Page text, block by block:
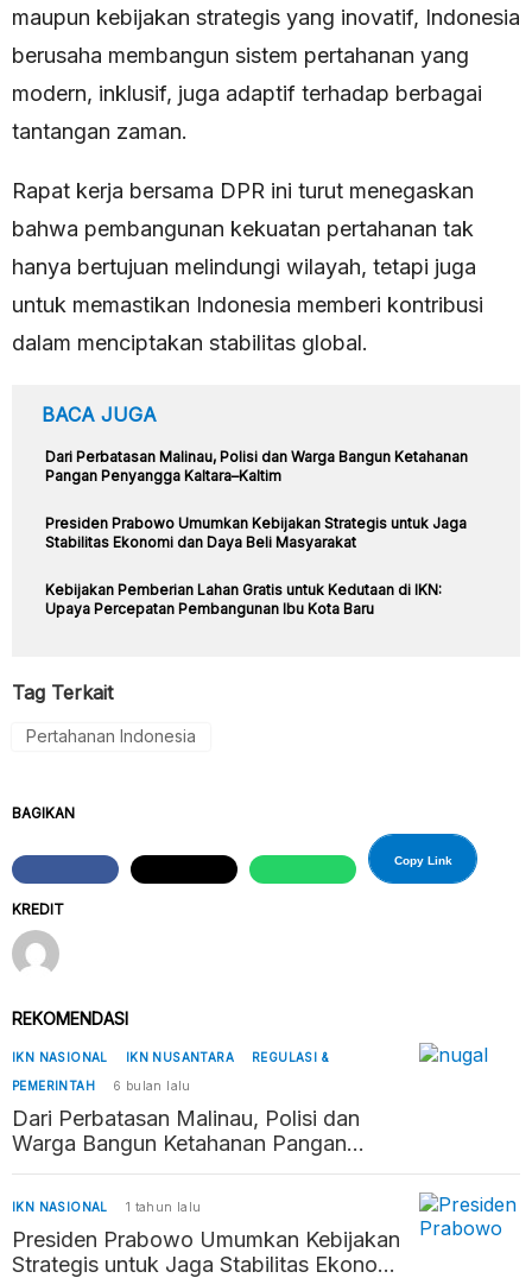
maupun kebijakan strategis yang inovatif, Indonesia
berusaha membangun sistem pertahanan yang
modern, inklusif, juga adaptif terhadap berbagai
tantangan zaman.
Rapat kerja bersama DPR ini turut menegaskan
bahwa pembangunan kekuatan pertahanan tak
hanya bertujuan melindungi wilayah, tetapi juga
untuk memastikan Indonesia memberi kontribusi
dalam menciptakan stabilitas global.
BACA JUGA
Dari Perbatasan Malinau, Polisi dan Warga Bangun Ketahanan
Pangan Penyangga Kaltara–Kaltim
Presiden Prabowo Umumkan Kebijakan Strategis untuk Jaga
Stabilitas Ekonomi dan Daya Beli Masyarakat
Kebijakan Pemberian Lahan Gratis untuk Kedutaan di IKN:
Upaya Percepatan Pembangunan Ibu Kota Baru
Tag Terkait
Pertahanan Indonesia
KREDIT
BAGIKAN
Copy Link
REKOMENDASI
IKN NASIONAL IKN NUSANTARA
REGULASI &
PEMERINTAH
6 bulan lalu
Dari Perbatasan Malinau, Polisi dan
Warga Bangun Ketahanan Pangan
Penyangga Kaltara–Kaltim
IKN NASIONAL 1 tahun lalu
Presiden Prabowo Umumkan Kebijakan
Strategis untuk Jaga Stabilitas Ekonomi